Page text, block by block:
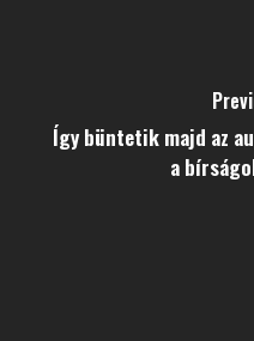
Így büntetik majd az
a